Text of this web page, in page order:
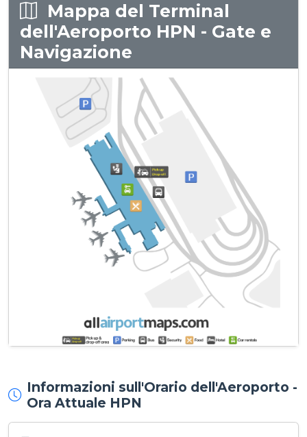
Mappa del Terminal
dell'Aeroporto HPN - Gate e
Navigazione
Informazioni sull'Orario dell'Aeroporto -
Ora Attuale HPN